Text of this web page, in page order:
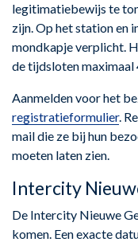
legitimatiebewijs te
zijn. Op het station en
mondkapje verplicht.
de tijdsloten maximaal
Aanmelden voor het
registratieformulier.
mail die ze bij hun
moeten laten zien.
Intercity
De Intercity Nieuwe
komen. Een exacte